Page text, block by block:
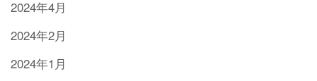
2024年4月
2024年2月
2024年1月